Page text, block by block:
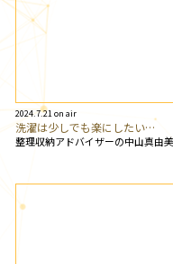
2024.7.21 on air
洗濯は少しでも楽にしたい…
整理収納アドバイザーの中山真由